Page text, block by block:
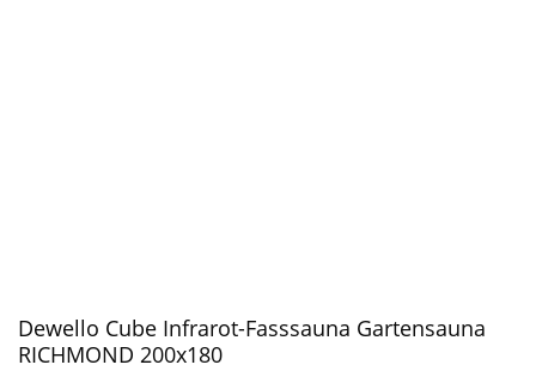
Dewello Cube Infrarot-Fasssauna Gartensauna
RICHMOND 200x180